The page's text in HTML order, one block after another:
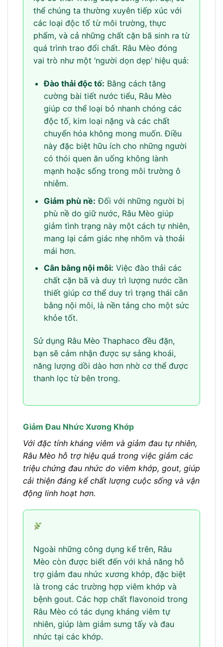
thể chúng ta thường xuyên tiếp xúc với
các loại độc tố từ môi trường, thực
phẩm, và cả những chất cặn bã sinh ra từ
quá trình trao đổi chất. Râu Mèo đóng
vai trò như một ‘người dọn dẹp’ hiệu quả:
Đào thải độc tố: Bằng cách tăng
cường bài tiết nước tiểu, Râu Mèo
giúp cơ thể loại bỏ nhanh chóng các
độc tố, kim loại nặng và các chất
chuyển hóa không mong muốn. Điều
này đặc biệt hữu ích cho những người
có thói quen ăn uống không lành
mạnh hoặc sống trong môi trường ô
nhiễm.
Giảm phù nề: Đối với những người bị
phù nề do giữ nước, Râu Mèo giúp
giảm tình trạng này một cách tự nhiên,
mang lại cảm giác nhẹ nhõm và thoải
mái hơn.
Cân bằng nội môi: Việc đào thải các
chất cặn bã và duy trì lượng nước cần
thiết giúp cơ thể duy trì trạng thái cân
bằng nội môi, là nền tảng cho một sức
khỏe tốt.
Sử dụng Râu Mèo Thaphaco đều đặn,
bạn sẽ cảm nhận được sự sảng khoái,
năng lượng dồi dào hơn nhờ cơ thể được
thanh lọc từ bên trong.
Giảm Đau Nhức Xương Khớp
Với đặc tính kháng viêm và giảm đau tự nhiên,
Râu Mèo hỗ trợ hiệu quả trong việc giảm các
triệu chứng đau nhức do viêm khớp, gout, giúp
cải thiện đáng kể chất lượng cuộc sống và vận
động linh hoạt hơn.
Ngoài những công dụng kể trên, Râu
Mèo còn được biết đến với khả năng hỗ
trợ giảm đau nhức xương khớp, đặc biệt
là trong các trường hợp viêm khớp và
bệnh gout. Các hợp chất flavonoid trong
Râu Mèo có tác dụng kháng viêm tự
nhiên, giúp làm giảm sưng tấy và đau
nhức tại các khớp.